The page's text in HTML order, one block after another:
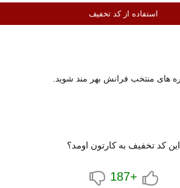
استفاده از کد تخفیف
این کد تخفیف به کارتون اومد؟
+187